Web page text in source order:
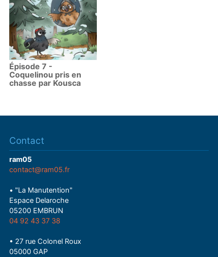
Épisode 7 -
Coquelinou pris en
chasse par Kousca
Contact
ram05
contact@ram05.fr
• "La Manutention"
Espace Delaroche
05200 EMBRUN
04 92 43 37 38
• 27 rue Colonel Roux
05000 GAP